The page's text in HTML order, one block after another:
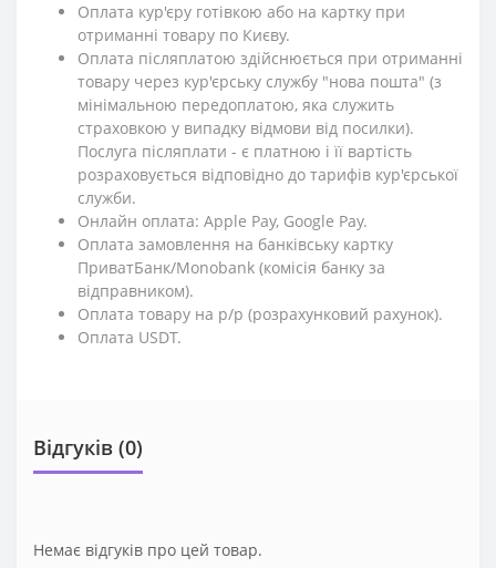
Оплата кур'єру готівкою або на картку при
отриманні товару по Києву.
Оплата післяплатою здійснюється при отриманні
товару через кур'єрську службу "нова пошта" (з
мінімальною передоплатою, яка служить
страховкою у випадку відмови від посилки).
Послуга післяплати - є платною і її вартість
розраховується відповідно до тарифів кур'єрської
служби.
Онлайн оплата: Apple Pay, Google Pay.
Оплата замовлення на банківську картку
ПриватБанк/Monobank (комісія банку за
відправником).
Оплата товару на р/р (розрахунковий рахунок).
Оплата USDT.
Відгуків (0)
Немає відгуків про цей товар.